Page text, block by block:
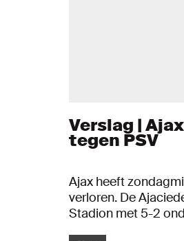
Verslag |
tegen PSV
Ajax heeft
verloren. De
Stadion met 5-2